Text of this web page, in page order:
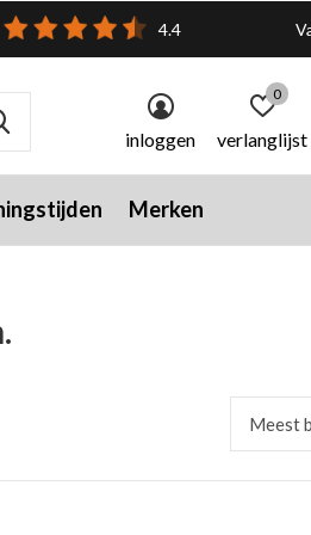
Merken
inloggen verlanglijst
0
4.4